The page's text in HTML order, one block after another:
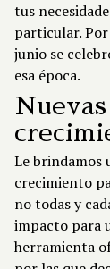
tus
particular.
junio se
esa época.
Le brindamos
crecimiento
no todas y
impacto para
herramienta